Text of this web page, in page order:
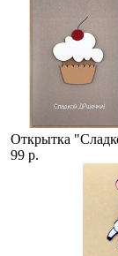
Открытка
99 р.